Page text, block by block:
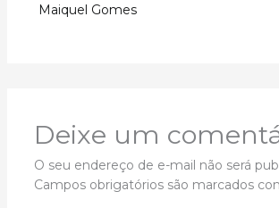
Maiquel Gomes
Deixe um
O seu endereço de e-mail não será
Campos obrigatórios são marcados